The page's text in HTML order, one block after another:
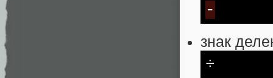
-
знак
÷